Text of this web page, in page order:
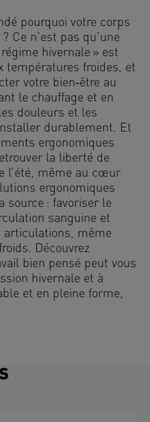
pourquoi votre corps
Ce n’est pas qu’une
hivernale » est
températures froides, et
votre bien‑être au
le chauffage et en
douleurs et les
durablement. Et
ergonomiques
la liberté de
l’été, même au cœur
ergonomiques
source : favoriser le
sanguine et
articulations, même
Découvrez
bien pensé peut vous
hivernale et à
et en pleine forme,